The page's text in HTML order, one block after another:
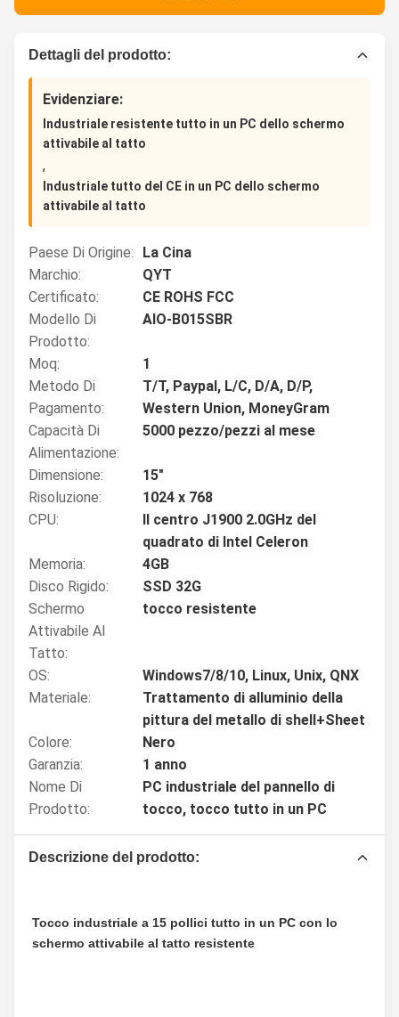
Dettagli del prodotto:
Evidenziare:
Industriale resistente tutto in un PC dello schermo
attivabile al tatto
,
Industriale tutto del CE in un PC dello schermo
attivabile al tatto
Paese Di Origine:
La Cina
Marchio:
QYT
Certificato:
CE ROHS FCC
Modello Di
Prodotto:
AIO-B015SBR
Moq:
1
Metodo Di
Pagamento:
T/T, Paypal, L/C, D/A, D/P,
Western Union, MoneyGram
Capacità Di
Alimentazione:
5000 pezzo/pezzi al mese
Dimensione:
15"
Risoluzione:
1024 x 768
CPU:
Il centro J1900 2.0GHz del
quadrato di Intel Celeron
Memoria:
4GB
Disco Rigido:
SSD 32G
Schermo
Attivabile Al
Tatto:
tocco resistente
OS:
Windows7/8/10, Linux, Unix, QNX
Materiale:
Trattamento di alluminio della
pittura del metallo di shell+Sheet
Colore:
Nero
Garanzia:
1 anno
Nome Di
Prodotto:
PC industriale del pannello di
tocco, tocco tutto in un PC
Descrizione del prodotto:
Tocco industriale a 15 pollici tutto in un PC con lo
schermo attivabile al tatto resistente